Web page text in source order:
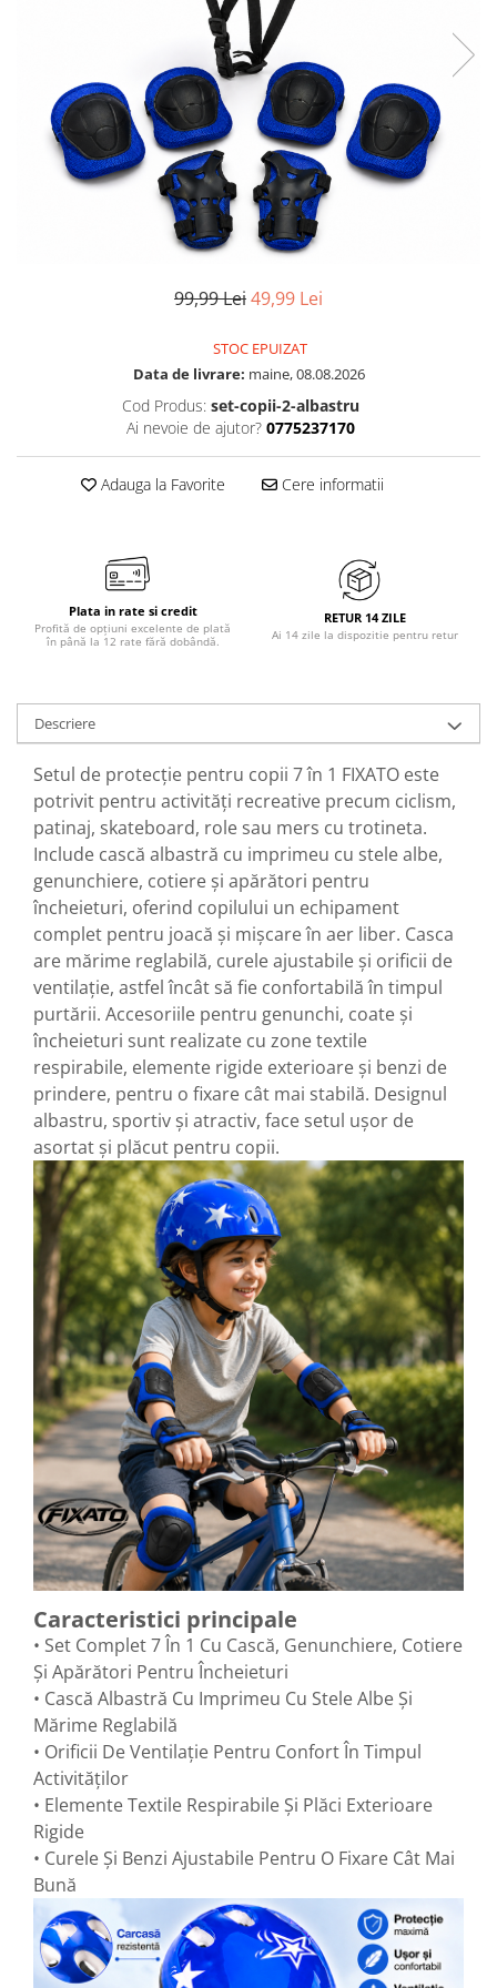
99,99 Lei49,99 Lei
STOC EPUIZAT
Data de livrare: maine, 08.08.2026
Cod Produs: set-copii-2-albastru
Ai nevoie de ajutor? 0775237170
Adauga la Favorite Cere informatii
Plata in rate si credit
Profită de opțiuni excelente de plată
în până la 12 rate fără dobândă.
RETUR 14 ZILE
Ai 14 zile la dispozitie pentru retur
Descriere
Setul de protecție pentru copii 7 în 1 FIXATO este
potrivit pentru activități recreative precum ciclism,
patinaj, skateboard, role sau mers cu trotineta.
Include cască albastră cu imprimeu cu stele albe,
genunchiere, cotiere și apărători pentru
încheieturi, oferind copilului un echipament
complet pentru joacă și mișcare în aer liber. Casca
are mărime reglabilă, curele ajustabile și orificii de
ventilație, astfel încât să fie confortabilă în timpul
purtării. Accesoriile pentru genunchi, coate și
încheieturi sunt realizate cu zone textile
respirabile, elemente rigide exterioare și benzi de
prindere, pentru o fixare cât mai stabilă. Designul
albastru, sportiv și atractiv, face setul ușor de
asortat și plăcut pentru copii.
Caracteristici principale
• Set Complet 7 În 1 Cu Cască, Genunchiere, Cotiere
Și Apărători Pentru Încheieturi
• Cască Albastră Cu Imprimeu Cu Stele Albe Și
Mărime Reglabilă
• Orificii De Ventilație Pentru Confort În Timpul
Activităților
• Elemente Textile Respirabile Și Plăci Exterioare
Rigide
• Curele Și Benzi Ajustabile Pentru O Fixare Cât Mai
Bună